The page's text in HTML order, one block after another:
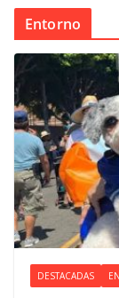
Entorno
DESTACADAS